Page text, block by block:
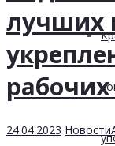
лучших
24.04.2023 Новости